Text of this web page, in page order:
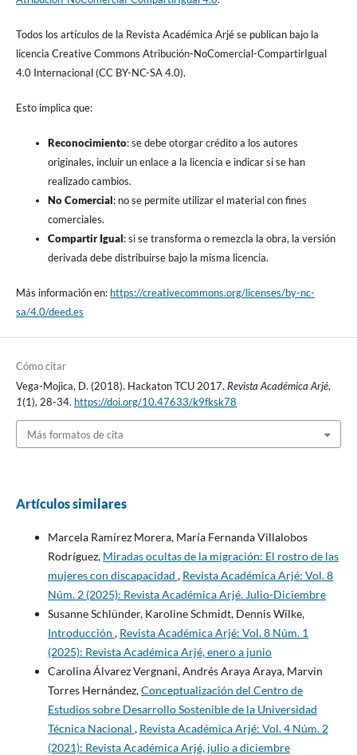
Todos los artículos de la Revista Académica Arjé se publican bajo la
licencia Creative Commons Atribución-NoComercial-CompartirIgual
4.0 Internacional (CC BY-NC-SA 4.0).
Esto implica que:
Reconocimiento: se debe otorgar crédito a los autores
originales, incluir un enlace a la licencia e indicar si se han
realizado cambios.
No Comercial: no se permite utilizar el material con fines
comerciales.
Compartir Igual: si se transforma o remezcla la obra, la versión
derivada debe distribuirse bajo la misma licencia.
Más información en: https://creativecommons.org/licenses/by-nc-
sa/4.0/deed.es
Cómo citar
Vega-Mojica, D. (2018). Hackaton TCU 2017. Revista Académica Arjé,
1(1), 28-34. https://doi.org/10.47633/k9fksk78
Más formatos de cita
Artículos similares
Marcela Ramírez Morera, María Fernanda Villalobos
Rodríguez, Miradas ocultas de la migración: El rostro de las
mujeres con discapacidad , Revista Académica Arjé: Vol. 8
Núm. 2 (2025): Revista Académica Arjé. Julio-Diciembre
Susanne Schlünder, Karoline Schmidt, Dennis Wilke,
Introducción , Revista Académica Arjé: Vol. 8 Núm. 1
(2025): Revista Académica Arjé, enero a junio
Carolina Álvarez Vergnani, Andrés Araya Araya, Marvin
Torres Hernández,Conceptualización del Centro de
Estudios sobre Desarrollo Sostenible de la Universidad
Técnica Nacional , Revista Académica Arjé: Vol. 4 Núm. 2
(2021): Revista Académica Arjé, julio a diciembre